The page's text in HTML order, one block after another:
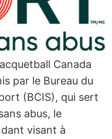
Canada
par le Bureau du
(BCIS), qui sert
abus, le
visant à